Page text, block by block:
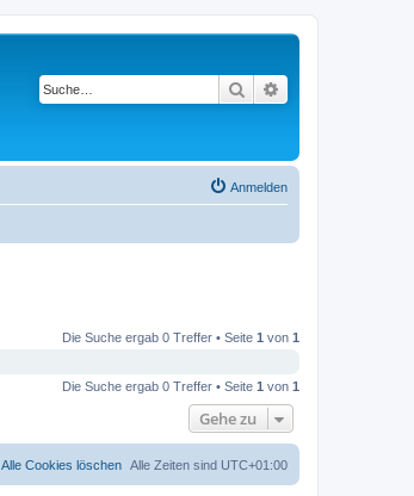
Suche
Anmelden
Die Suche ergab 0 Treffer • Seite 1 von 1
Die Suche ergab 0 Treffer • Seite 1 von 1
Gehe zu
Alle Zeiten sind UTC+01:00
Alle Cookies löschen